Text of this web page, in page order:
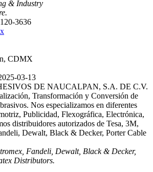
& Industry
3636
CDMX
03-13
DE NAUCALPAN, S.A. DE C.V.
Transformación y Conversión de
Nos especializamos en diferentes
Publicidad, Flexográfica, Electrónica,
distribuidores autorizados de Tesa, 3M,
Dewalt, Black & Decker, Porter Cable
Fandeli, Dewalt, Black & Decker,
Distributors.